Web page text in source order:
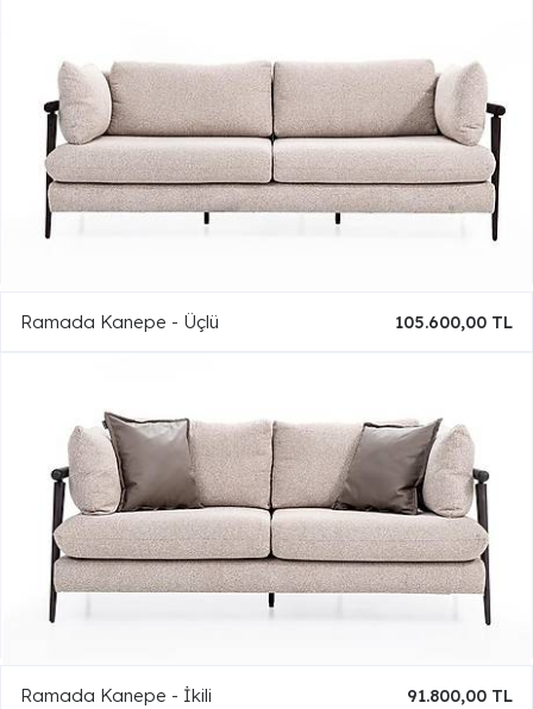
Ramada Kanepe - Üçlü 105.600,00 TL
Ramada Kanepe - İkili 91.800,00 TL